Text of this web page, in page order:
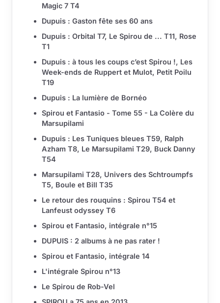
Magic 7 T4
Dupuis : Gaston fête ses 60 ans
Dupuis : Orbital T7, Le Spirou de ... T11, Rose
T1
Dupuis : à tous les coups c’est Spirou !, Les
Week-ends de Ruppert et Mulot, Petit Poilu
T19
Dupuis : La lumière de Bornéo
Spirou et Fantasio - Tome 55 - La Colère du
Marsupilami
Dupuis : Les Tuniques bleues T59, Ralph
Azham T8, Le Marsupilami T29, Buck Danny
T54
Marsupilami T28, Univers des Schtroumpfs
T5, Boule et Bill T35
Le retour des rouquins : Spirou T54 et
Lanfeust odyssey T6
Spirou et Fantasio, intégrale n°15
DUPUIS : 2 albums à ne pas rater !
Spirou et Fantasio, intégrale 14
L'intégrale Spirou n°13
Le Spirou de Rob-Vel